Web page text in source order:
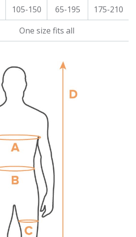
105-150 65-195
175-210
One size fits all